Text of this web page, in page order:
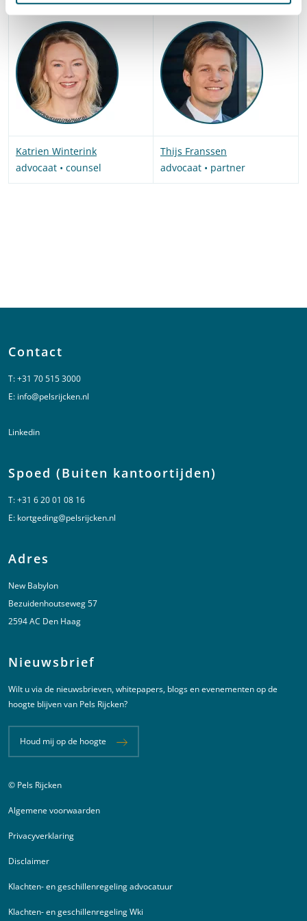
Katrien Winterink
advocaat • counsel
Thijs Franssen
advocaat • partner
Contact
T:+31 70 515 3000
E: info@pelsrijcken.nl
Linkedin
Spoed (Buiten kantoortijden)
T:+31 6 20 01 08 16
E: kortgeding@pelsrijcken.nl
Adres
New Babylon
Bezuidenhoutseweg 57
2594 AC Den Haag
Nieuwsbrief
Wilt u via de nieuwsbrieven, whitepapers, blogs en evenementen op de
hoogte blijven van Pels Rijcken?
Houd mij op de hoogte
Juridische informatie
© Pels Rijcken
Algemene voorwaarden
Privacyverklaring
Disclaimer
Klachten- en geschillenregeling advocatuur
Klachten- en geschillenregeling Wki